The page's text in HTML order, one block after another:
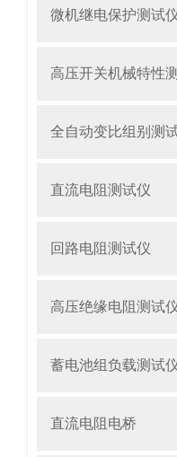
微机继电保护测试
高压开关机械特性
全自动变比组别测
直流电阻测试仪
回路电阻测试仪
高压绝缘电阻测试
蓄电池组负载测试
直流电阻电桥